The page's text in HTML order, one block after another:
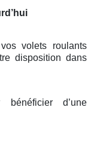
volets roulants
disposition dans
d’une